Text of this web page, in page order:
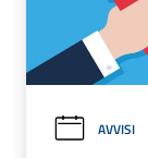
AVVISI